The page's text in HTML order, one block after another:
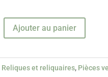
Ajouter au panier
Reliques et reliquaires, Pièces